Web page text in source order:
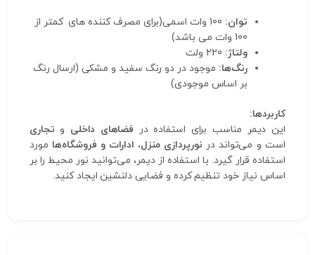
توان:
100 وات اسمی(برای مصرف کننده های کمتر از
100 وات می باشد)
ولتاژ:
رنگ‌ها: موجود در دو رنگ سفید و مشکی (ارسال رنگ
بر اساس موجودی)
کاربردها:
این دیمر مناسب برای استفاده در فضاهای داخلی و تجاری
است و می‌تواند در نورپردازی منزل، ادارات و فروشگاه‌ها مورد
استفاده قرار گیرد. با استفاده از دیمر، می‌توانید نور محیط را بر
اساس نیاز خود تنظیم کرده و فضایی دلنشین ایجاد کنید.